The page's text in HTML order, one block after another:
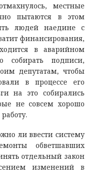
местные
пытаются в этом
людей наедине с
финансирования,
в аварийном
собирать подписи,
депутатам, чтобы
в процессе его
на это собирались
не совсем хорошо
ли ввести систему
обветшавших
отдельный закон
изменений в